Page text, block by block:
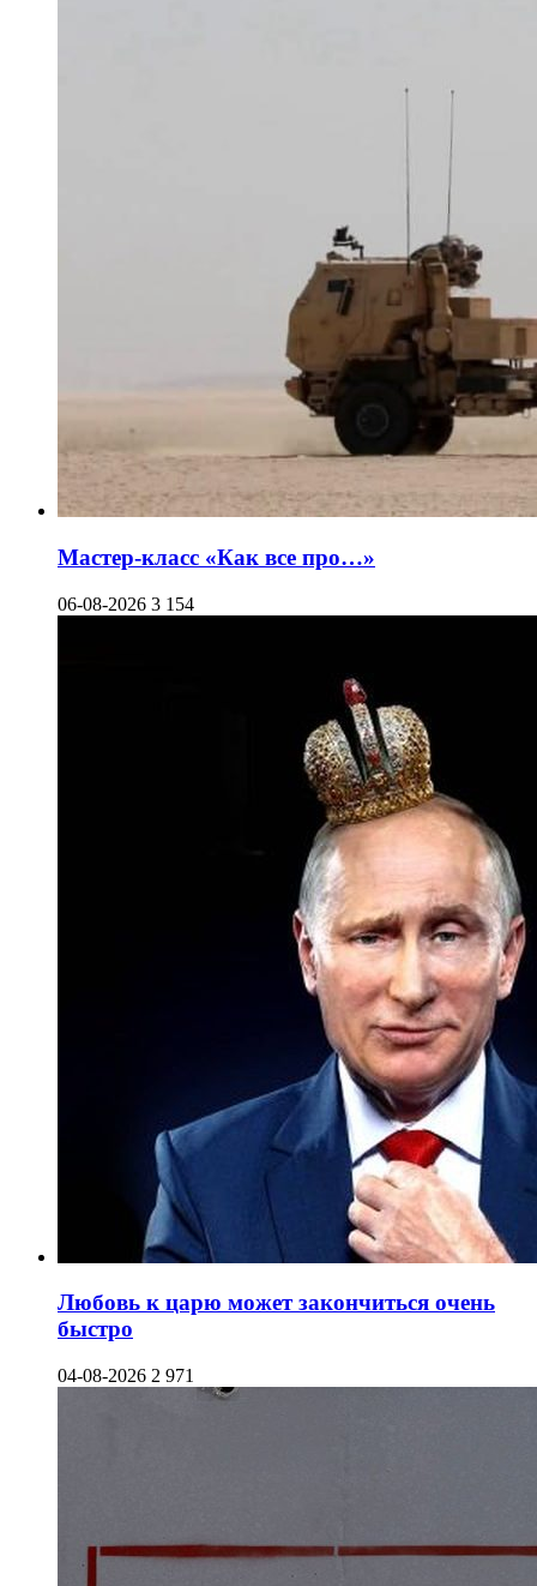
Мастер-класс «Как все про…»
06-08-2026 3 154
Любовь к царю может закончиться очень
быстро
04-08-2026 2 971